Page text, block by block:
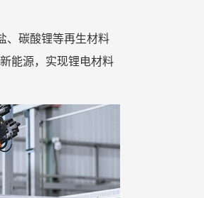
、碳酸锂等再生材料
能源，实现锂电材料